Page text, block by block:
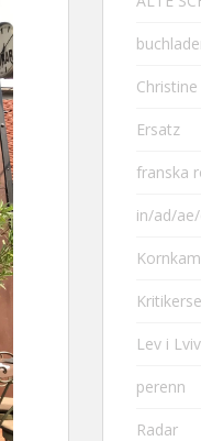
Ersatz
franska
in/ad/
Lev i Lviv
perenn
Radar